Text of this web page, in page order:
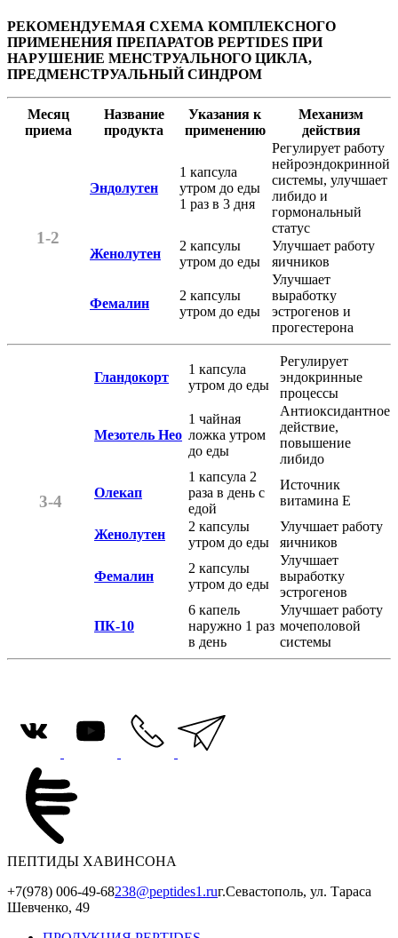
РЕКОМЕНДУЕМАЯ СХЕМА КОМПЛЕКСНОГО
ПРИМЕНЕНИЯ ПРЕПАРАТОВ PEPTIDES ПРИ
НАРУШЕНИЕ МЕНСТРУАЛЬНОГО ЦИКЛА,
ПРЕДМЕНСТРУАЛЬНЫЙ СИНДРОМ
Месяц
приема
Название
продукта
Указания к
применению
Механизм
действия
1-2
Эндолутен
1 капсула
утром до еды
1 раз в 3 дня
Регулирует работу
нейроэндокринной
системы, улучшает
либидо и
гормональный
статус
Женолутен
2 капсулы
утром до еды
Улучшает работу
яичников
Фемалин
2 капсулы
утром до еды
Улучшает
выработку
эстрогенов и
прогестерона
3-4
Гландокорт
1 капсула
утром до еды
Регулирует
эндокринные
процессы
Мезотель Нео
1 чайная
ложка утром
до еды
Антиоксидантное
действие,
повышение
либидо
Олекап
1 капсула 2
раза в день с
едой
Источник
витамина Е
Женолутен
2 капсулы
утром до еды
Улучшает работу
яичников
Фемалин
2 капсулы
утром до еды
Улучшает
выработку
эстрогенов
ПК-10
6 капель
наружно 1 раз
в день
Улучшает работу
мочеполовой
системы
ПЕПТИДЫ ХАВИНСОНА
+7(978) 006-49-68238@peptides1.ruг.Севастополь, ул. Тараса
Шевченко, 49